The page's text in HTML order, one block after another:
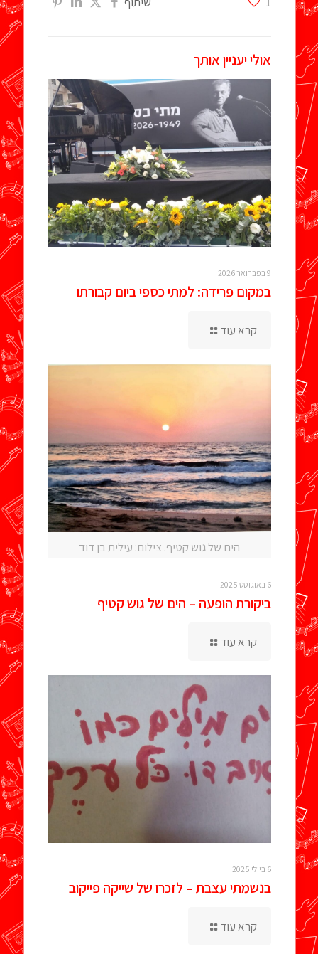
אולי יעניין אותך
9 בפברואר 2026
במקום פרידה: למתי כספי ביום קבורתו
קרא עוד
הים של גוש קטיף. צילום: עילית בן דוד
6 באוגוסט 2025
ביקורת הופעה – הים של גוש קטיף
קרא עוד
6 ביולי 2025
בנשמתי עצבת – לזכרו של שייקה פייקוב
קרא עוד